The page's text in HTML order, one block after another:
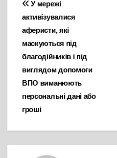
Навігація
записів
У мережі
активізувалися
аферисти, які
маскуються під
благодійників і під
виглядом допомоги
ВПО виманюють
персональні дані або
гроші